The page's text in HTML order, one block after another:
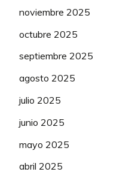
noviembre 2025
octubre 2025
septiembre 2025
agosto 2025
julio 2025
junio 2025
mayo 2025
abril 2025